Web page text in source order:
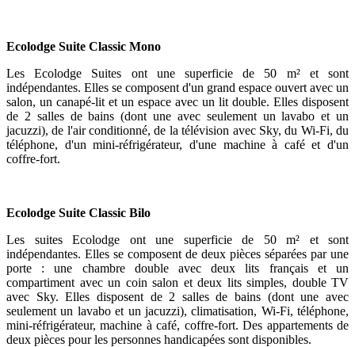
Ecolodge Suite Classic Mono
Les Ecolodge Suites ont une superficie de 50 m² et sont
indépendantes. Elles se composent d'un grand espace ouvert avec un
salon, un canapé-lit et un espace avec un lit double. Elles disposent
de 2 salles de bains (dont une avec seulement un lavabo et un
jacuzzi), de l'air conditionné, de la télévision avec Sky, du Wi-Fi, du
téléphone, d'un mini-réfrigérateur, d'une machine à café et d'un
coffre-fort.
Ecolodge Suite Classic Bilo
Les suites Ecolodge ont une superficie de 50 m² et sont
indépendantes. Elles se composent de deux pièces séparées par une
porte : une chambre double avec deux lits français et un
compartiment avec un coin salon et deux lits simples, double TV
avec Sky. Elles disposent de 2 salles de bains (dont une avec
seulement un lavabo et un jacuzzi), climatisation, Wi-Fi, téléphone,
mini-réfrigérateur, machine à café, coffre-fort. Des appartements de
deux pièces pour les personnes handicapées sont disponibles.